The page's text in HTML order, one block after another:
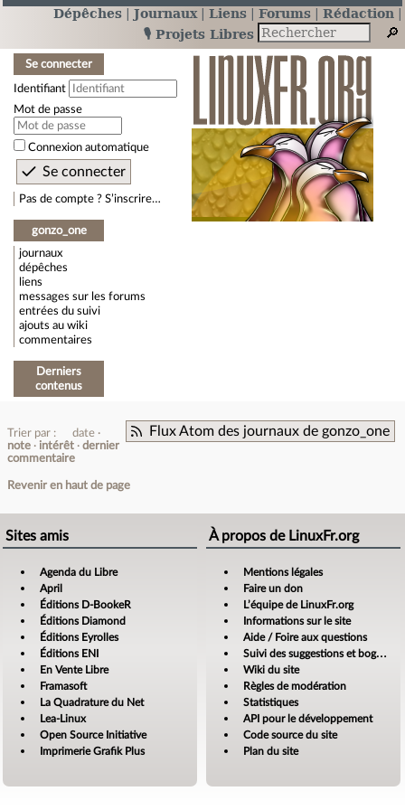
Dépêches Journaux Liens Forums
Rédaction
🎙️ Projets Libres
Se connecter
Identifiant
Mot de passe
Connexion automatique
Pas de compte ? S’inscrire…
gonzo_one
journaux
dépêches
liens
messages sur les forums
entrées du suivi
ajouts au wiki
commentaires
Derniers
contenus
Flux Atom des journaux de gonzo_one
Trier par :
date
note
intérêt
dernier
commentaire
Revenir en haut de page
Sites amis
Agenda du Libre
April
Éditions D-BookeR
Éditions Diamond
Éditions Eyrolles
Éditions ENI
En Vente Libre
Framasoft
La Quadrature du Net
Lea-Linux
Open Source Initiative
Imprimerie Grafik Plus
À propos de LinuxFr.org
Mentions légales
Faire un don
L’équipe de LinuxFr.org
Informations sur le site
Aide / Foire aux questions
Suivi des suggestions et bogues
Wiki du site
Règles de modération
Statistiques
API pour le développement
Code source du site
Plan du site